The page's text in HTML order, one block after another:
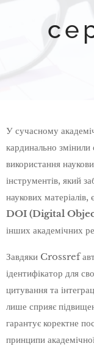
У сучасному
кардинально змінили
використання
інструментів, який
наукових матеріалів, є
DOI (Digital
інших академічних
Завдяки Crossref
ідентифікатор для
цитування та
лише сприяє
гарантує коректне
принципи